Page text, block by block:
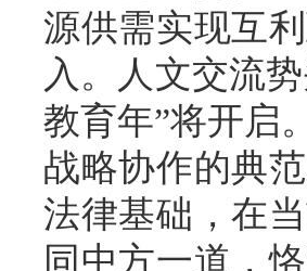
源供需实现互
入。人文交流
教育年”将开启
战略协作的典
法律基础，在
同中方一道，